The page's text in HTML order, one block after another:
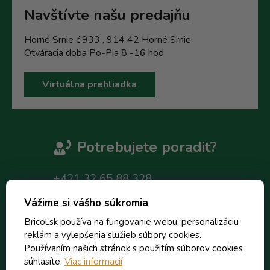
Vážime si vášho súkromia
Bricol.sk používa na fungovanie webu, personalizáciu
reklám a vylepšenia služieb súbory cookies.
Používaním našich stránok s použitím súborov cookies
súhlasíte. Viac informacií
Navštívte našu predajňu
Horné Srnie č.933 , 914 42 Horné Srnie
Otváracia doba Po-Pia 8 -16 hod
Virtuálna prehliadka
Potrebujete poradit?
+421 32 65 88 328
bricol@bricol.sk